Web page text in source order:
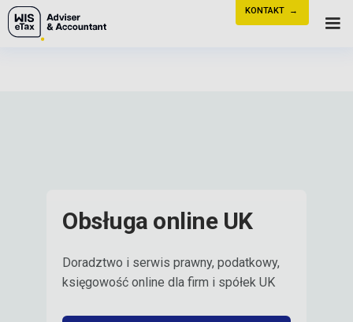
KONTAKT →
Obsługa online UK
Doradztwo i serwis prawny, podatkowy,
księgowość online dla firm i spółek UK